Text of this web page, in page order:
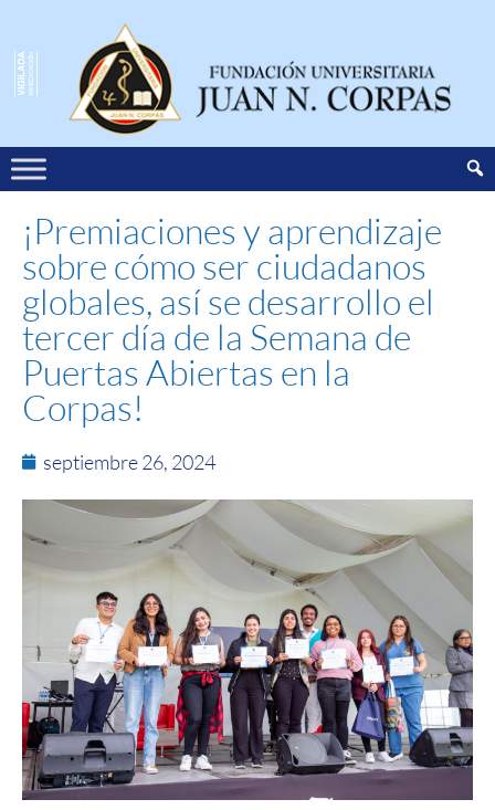
¡Premiaciones y aprendizaje
sobre cómo ser ciudadanos
globales, así se desarrollo el
tercer día de la Semana de
Puertas Abiertas en la
Corpas!
septiembre 26, 2024